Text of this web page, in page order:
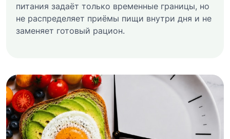
питания задаёт только временные границы, но
не распределяет приёмы пищи внутри дня и не
заменяет готовый рацион.